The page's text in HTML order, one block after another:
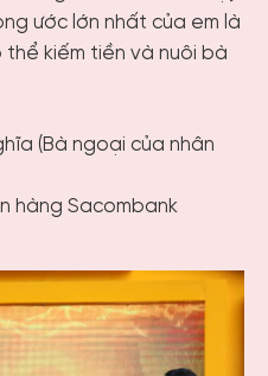
ước lớn nhất của em là
thể kiếm tiền và nuôi bà
(Bà ngoại của nhân
hàng Sacombank